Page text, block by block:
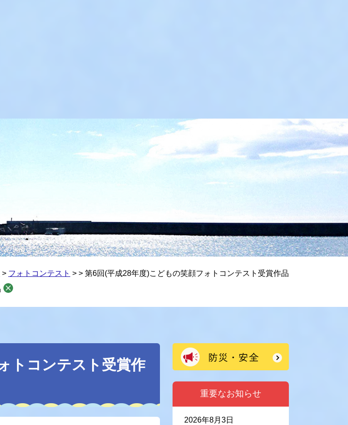
> フォトコンテスト > > 第6回(平成28年度)こどもの笑顔フォトコンテスト受賞作品
トコンテスト受賞作
重要なお知らせ
2026年8月3日